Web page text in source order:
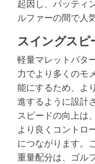
起因し、パッティ
ルファーの間で人
スイングスピ
軽量マレットパタ
力でより多くのモ
能にするため、よ
進するように設計
スピードの向上は
より良くコントロ
につながります。
重量配分は、ゴル